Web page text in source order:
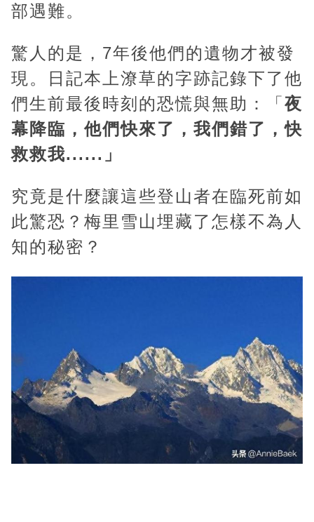
部遇難。
驚人的是，7年後他們的遺物才被發
現。日記本上潦草的字跡記錄下了他
們生前最後時刻的恐慌與無助：「夜
幕降臨，他們快來了，我們錯了，快
救救我......」
究竟是什麼讓這些登山者在臨死前如
此驚恐？梅里雪山埋藏了怎樣不為人
知的秘密？